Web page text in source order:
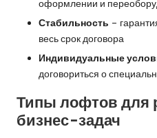
оформлении и
Стабильность –
весь срок договора
Индивидуальные
договориться о
Типы лофтов для
бизнес-задач